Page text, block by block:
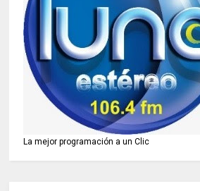
La mejor programación a un Clic